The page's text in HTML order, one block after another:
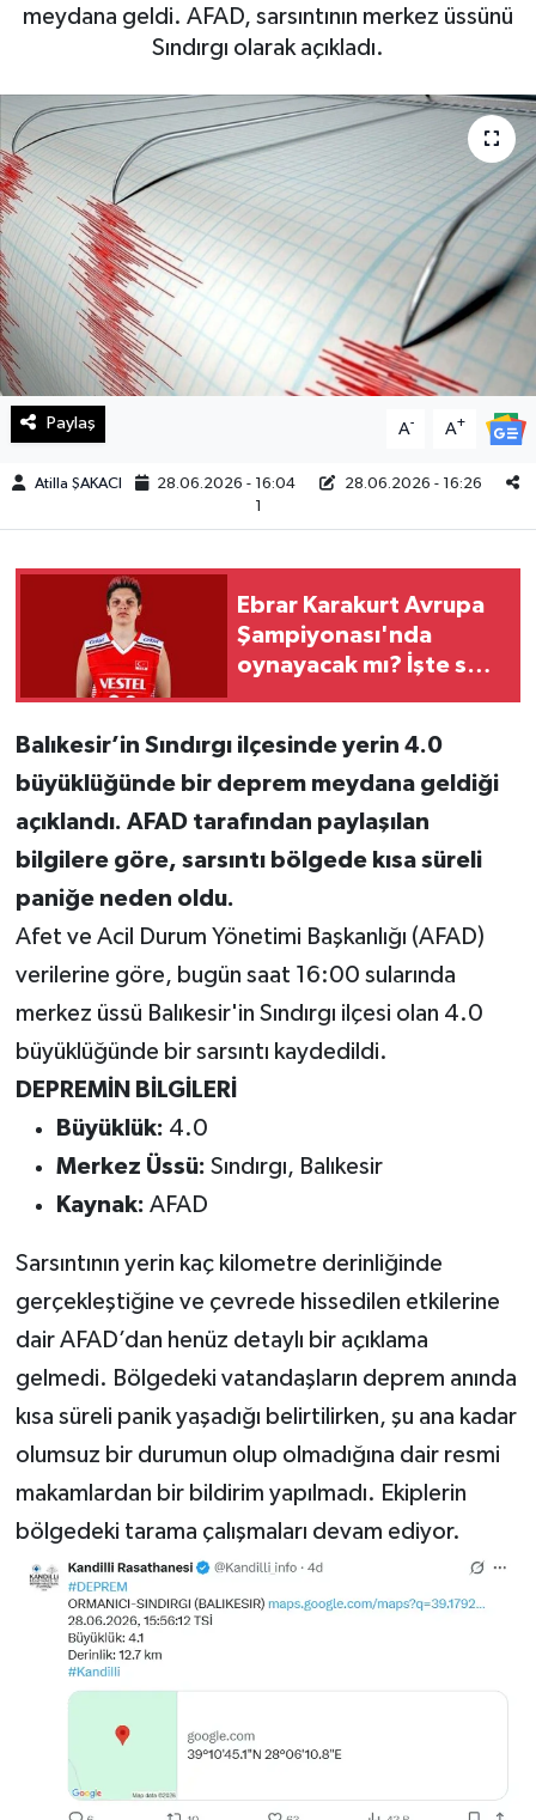
meydana geldi. AFAD, sarsıntının merkez üssünü
Sındırgı olarak açıkladı.
Paylaş A- A+
Atilla ŞAKACI 28.06.2026 - 16:04
28.06.2026 - 16:26
1
Ebrar Karakurt Avrupa
Şampiyonası'nda
oynayacak mı? İşte son
Balıkesir’in Sındırgı ilçesinde yerin 4.0
büyüklüğünde bir deprem meydana geldiği
açıklandı. AFAD tarafından paylaşılan
bilgilere göre, sarsıntı bölgede kısa süreli
paniğe neden oldu.
Afet ve Acil Durum Yönetimi Başkanlığı (AFAD)
verilerine göre, bugün saat 16:00 sularında
merkez üssü Balıkesir'in Sındırgı ilçesi olan 4.0
büyüklüğünde bir sarsıntı kaydedildi.
DEPREMİN BİLGİLERİ
Büyüklük: 4.0
Merkez Üssü: Sındırgı, Balıkesir
Kaynak: AFAD
Sarsıntının yerin kaç kilometre derinliğinde
gerçekleştiğine ve çevrede hissedilen etkilerine
dair AFAD’dan henüz detaylı bir açıklama
gelmedi. Bölgedeki vatandaşların deprem anında
kısa süreli panik yaşadığı belirtilirken, şu ana kadar
olumsuz bir durumun olup olmadığına dair resmi
makamlardan bir bildirim yapılmadı. Ekiplerin
bölgedeki tarama çalışmaları devam ediyor.
Haberde İnsan
Kültür Sanat
Magazin
Manşet Altı
Manşetler
Resmi İlan
Sağlık
SürManşet
Teknoloji
Yaşam